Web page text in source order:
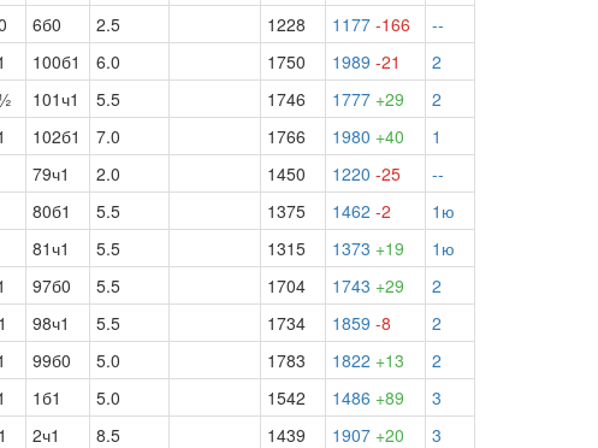
6б0 2.5 1228 1177 -166
--
100б1 6.0 1750 1989 -21
2
101ч1 5.5 1746 1777 +29
2
102б1 7.0 1766 1980 +40
1
79ч1 2.0 1450 1220 -25
--
80б1 5.5 1375 1462 -2
1ю
81ч1 5.5 1315 1373 +19
1ю
97б0 5.5 1704 1743 +29
2
98ч1 5.5 1734 1859 -8
2
99б0 5.0 1783 1822 +13
2
1б1 5.0 1542 1486 +89
3
2ч1 8.5 1439 1907 +20
3